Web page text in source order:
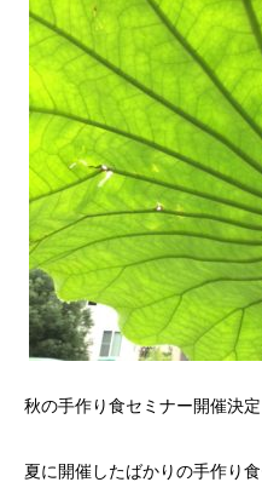
秋の手作り食セミナー開催決定
夏に開催したばかりの手作り